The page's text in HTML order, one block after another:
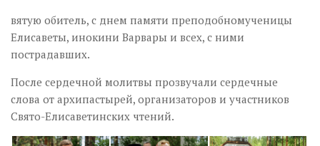
вятую обитель, с днем памяти преподобномученицы
Елисаветы, инокини Варвары и всех, с ними
пострадавших.
После сердечной молитвы прозвучали сердечные
слова от архипастырей, организаторов и участников
Свято-Елисаветинских чтений.